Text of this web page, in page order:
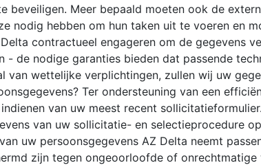
beveiligen. Meer bepaald moeten ook de
nodig hebben om hun taken uit te voeren en
contractueel engageren om de gegevens
de nodige garanties bieden dat passende
van wettelijke verplichtingen, zullen wij uw
Ter ondersteuning van een
van uw meest recent
van uw sollicitatie- en selectieprocedure
uw persoonsgegevens AZ Delta neemt
zijn tegen ongeoorloofde of